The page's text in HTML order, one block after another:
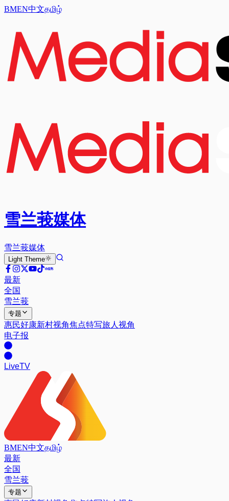
BMEN中文தமிழ்
雪兰莪媒体
雪兰莪媒体
Light Theme
最新
全国
雪兰莪
专题
惠民好康新村视角焦点特写旅人视角
电子报
LiveTV
BMEN中文தமிழ்
最新
全国
雪兰莪
专题